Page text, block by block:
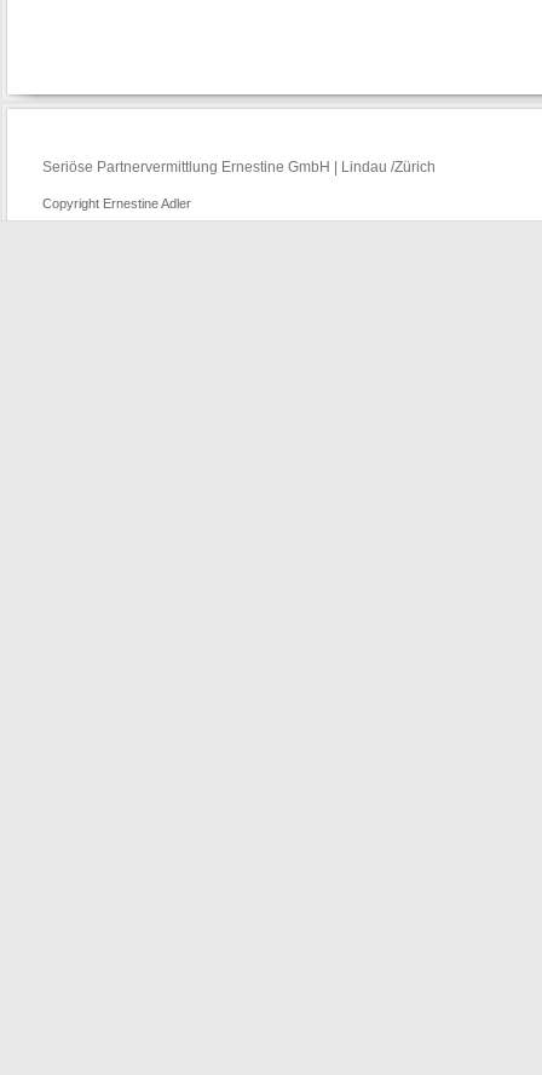
Seriöse Partnervermittlung Ernestine GmbH | Lindau /Zürich
Copyright Ernestine Adler